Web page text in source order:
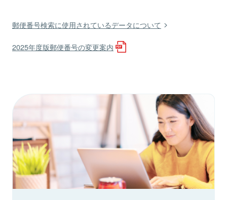
郵便番号検索に使用されているデータについて
2025年度版郵便番号の変更案内